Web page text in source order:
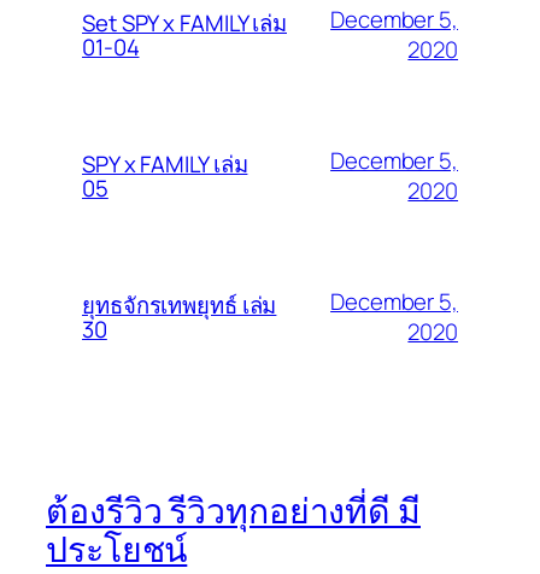
Set SPY x FAMILY เล่ม
01-04
December 5,
2020
SPY x FAMILY เล่ม
05
December 5,
2020
ยุทธจักรเทพยุทธ์ เล่ม
30
December 5,
2020
ต้องรีวิว รีวิวทุกอย่างที่ดี มี
ประโยชน์